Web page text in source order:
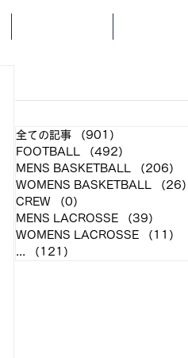
全ての記事 （901）
FOOTBALL
（492）
MENS BASKETBALL
（206）
WOMENS BASKETBALL
（26）
CREW
（0）
MENS LACROSSE
（39）
WOMENS LACROSSE
（11）
...
（121）